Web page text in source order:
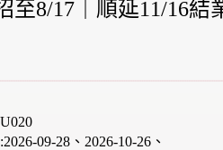
至8/17｜順延11/16結
09-28、2026-10-26、